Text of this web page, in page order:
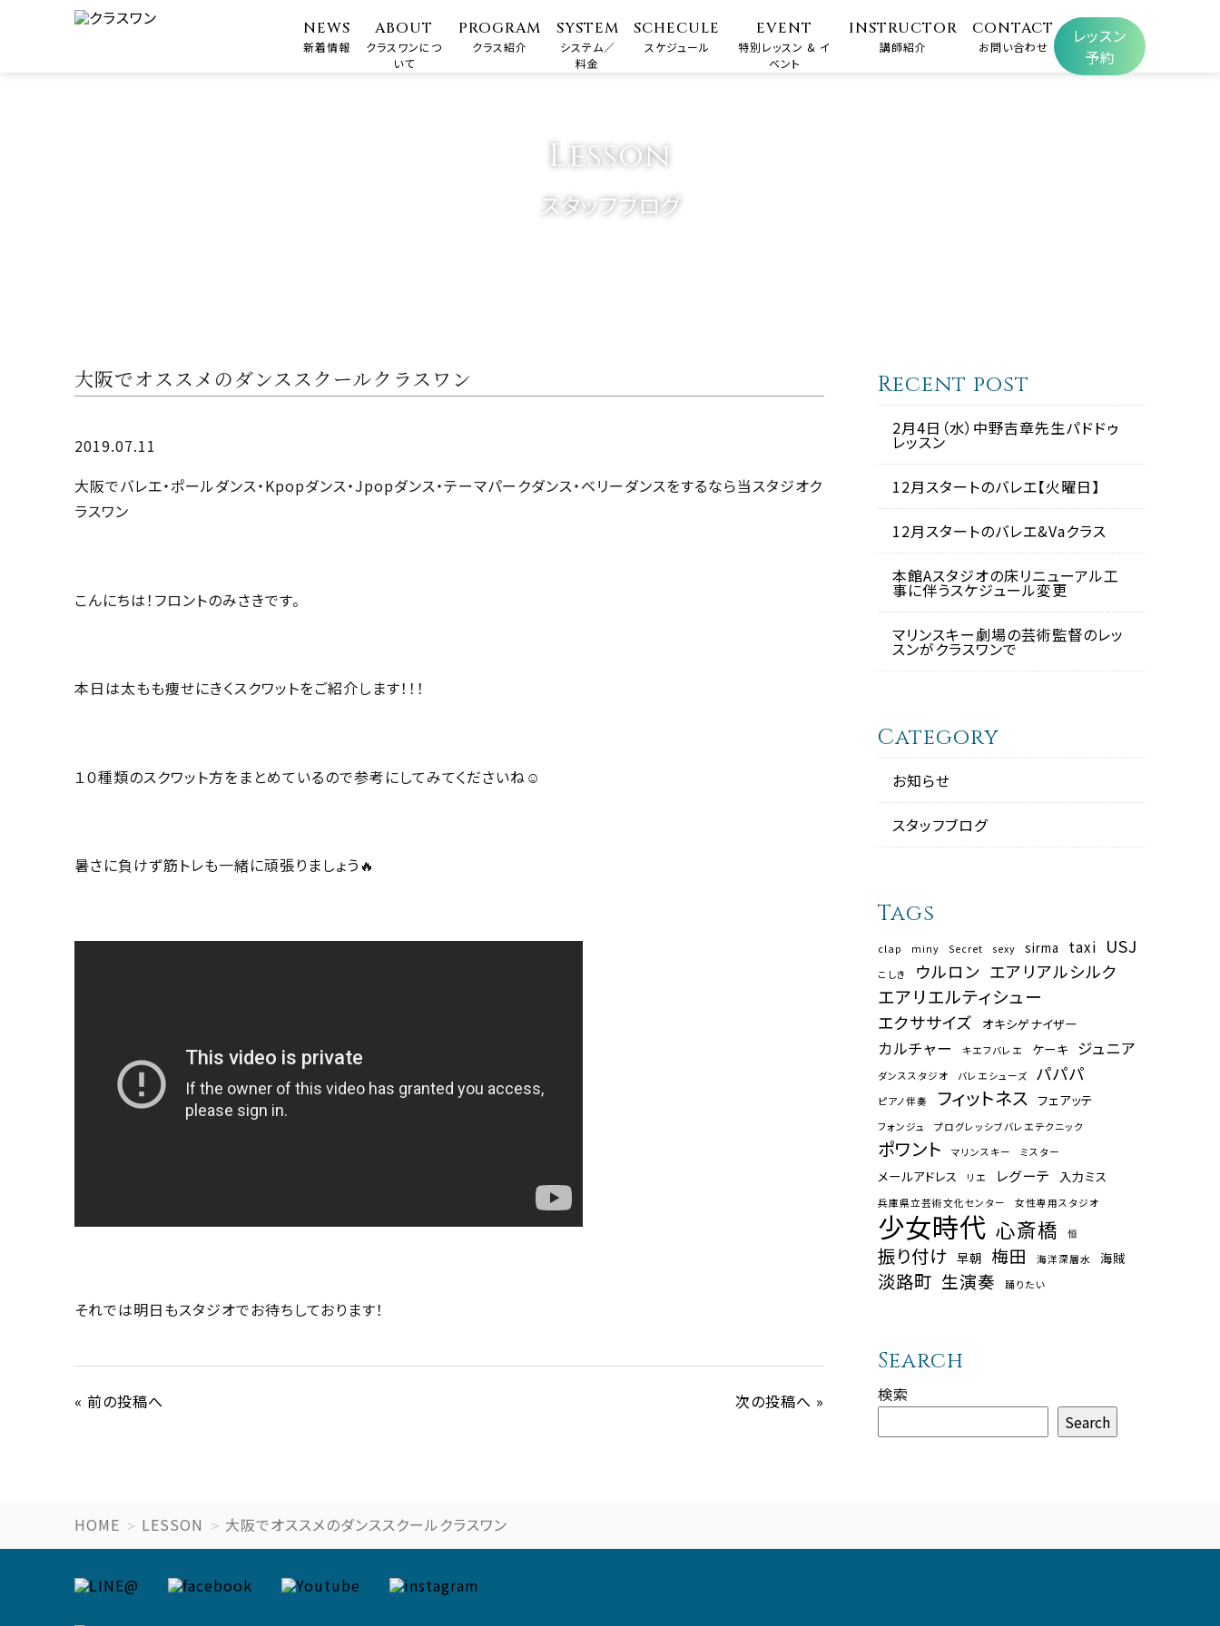
NEWS
新着情報
ABOUT
クラスワンにつ
いて
PROGRAM
クラス紹介
SYSTEM
システム／
料金
SCHECULE
スケジュール
EVENT
特別レッスン & イ
ベント
INSTRUCTOR
講師紹介
CONTACT
お問い合わせ
レッスン
予約
Lesson
スタッフブログ
大阪でオススメのダンススクールクラスワン
2019.07.11
大阪でバレエ・ポールダンス・Kpopダンス・Jpopダンス・テーマパークダンス・ベリーダンスをするなら当スタジオク
ラスワン
こんにちは！フロントのみさきです。
本日は太もも痩せにきくスクワットをご紹介します！！！
１０種類のスクワット方をまとめているので参考にしてみてくださいね☺️
暑さに負けず筋トレも一緒に頑張りましょう🔥
それでは明日もスタジオでお待ちしております！
« 前の投稿へ 次の投稿へ »
Recent post
2月4日（水）中野吉章先生パドドゥ
レッスン
12月スタートのバレエ【火曜日】
12月スタートのバレエ&Vaクラス
本館Aスタジオの床リニューアル工
事に伴うスケジュール変更
マリンスキー劇場の芸術監督のレッ
スンがクラスワンで
Category
お知らせ
スタッフブログ
Tags
clap miny Secret sexy sirma taxi USJ
こしき ウルロン エアリアルシルク
エアリエルティシュー
エクササイズ オキシゲナイザー
カルチャー キエフバレエ ケーキ ジュニア
ダンススタジオ バレエシューズ パパパ
ピアノ伴奏 フィットネス フェアッテ
フォンジュ プログレッシブバレエテクニック
ポワント マリンスキー ミスター
メールアドレス リエ レグーテ 入力ミス
兵庫県立芸術文化センター 女性専用スタジオ
少女時代 心斎橋 恒
振り付け 早朝 梅田 海洋深層水 海賊
淡路町 生演奏 踊りたい
Search
検索
Search
HOME LESSON 大阪でオススメのダンススクールクラスワン